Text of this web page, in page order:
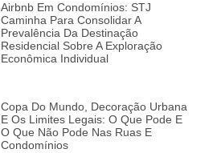
Airbnb Em Condomínios: STJ
Caminha Para Consolidar A
Prevalência Da Destinação
Residencial Sobre A Exploração
Econômica Individual
Copa Do Mundo, Decoração Urbana
E Os Limites Legais: O Que Pode E
O Que Não Pode Nas Ruas E
Condomínios